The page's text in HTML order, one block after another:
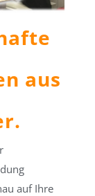
aus
auf Ihre